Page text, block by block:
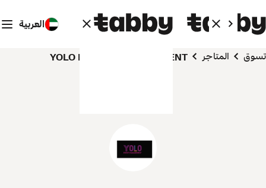
العربية
تسوق المتاجر YOLO EVENTS MANAGEMENT